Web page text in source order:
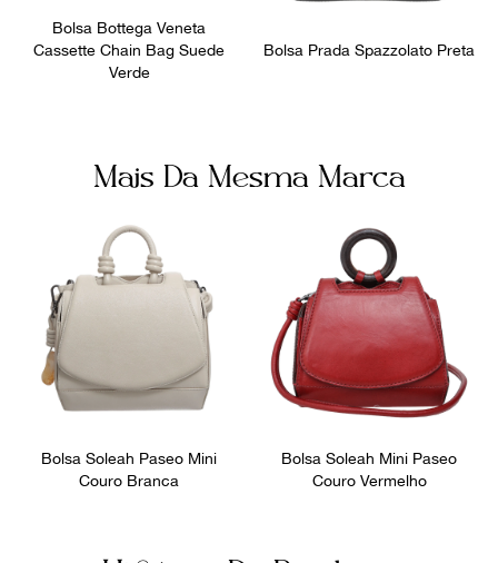
Bolsa Bottega Veneta
Cassette Chain Bag Suede
Verde
Bolsa Prada Spazzolato Preta
Mais Da Mesma Marca
Bolsa Soleah Paseo Mini
Couro Branca
Bolsa Soleah Mini Paseo
Couro Vermelho